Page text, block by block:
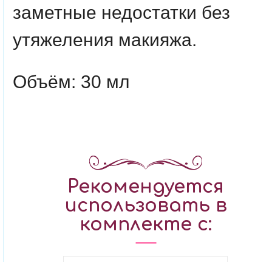
заметные недостатки без
утяжеления макияжа.
Объём: 30 мл
Рекомендуется
использовать в
комплекте с: